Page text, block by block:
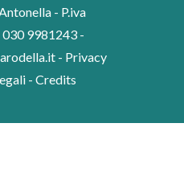
- P.iva
9981243 -
- Privacy
- Credits